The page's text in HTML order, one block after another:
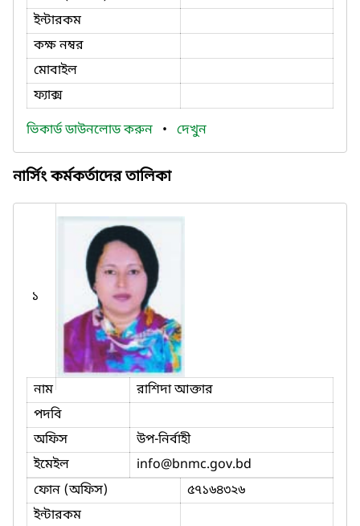
ইন্টারকম
কক্ষ নম্বর
মোবাইল
ফ্যাক্স
ভিকার্ড ডাউনলোড করুন • দেখুন
নার্সিং কর্মকর্তাদের তালিকা
১
নাম
রাশিদা আক্তার
পদবি
অফিস
উপ-নির্বাহী
ইমেইল
info@bnmc.gov.bd
ফোন (অফিস)
৫৭১৬৪৩২৬
ইন্টারকম